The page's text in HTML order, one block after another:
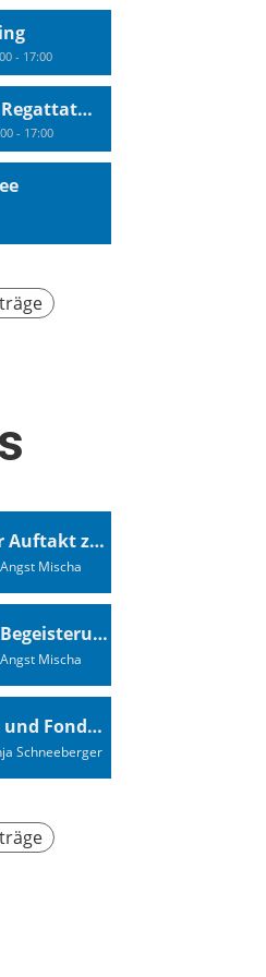
- 17:00
prov. JUGA Regattatraining
- 17:00
Erfolgreicher Auftakt zur Swiss Sailing Challenge League 2026
Mischa
Inspiration, Begeisterung - Ein Vortrag von Vendée-Globe-Finisher Oliver Heer
Mischa
Samichlaus- und Fonduabend
Schneeberger